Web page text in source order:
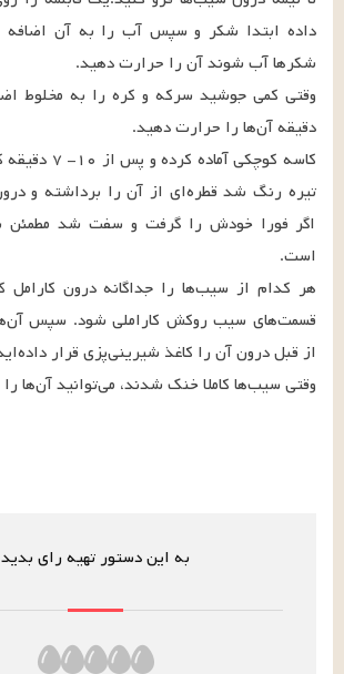
وقتی سیب‌ها کاملا خنک شدند،‌ می‌توانید آن‌ها را میل کنید.
به این دستور تهیه رای بدید